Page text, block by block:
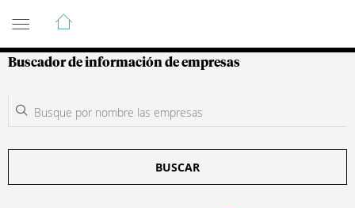
Guía de Empresas Colombianas
Buscador de información de empresas
BUSCAR